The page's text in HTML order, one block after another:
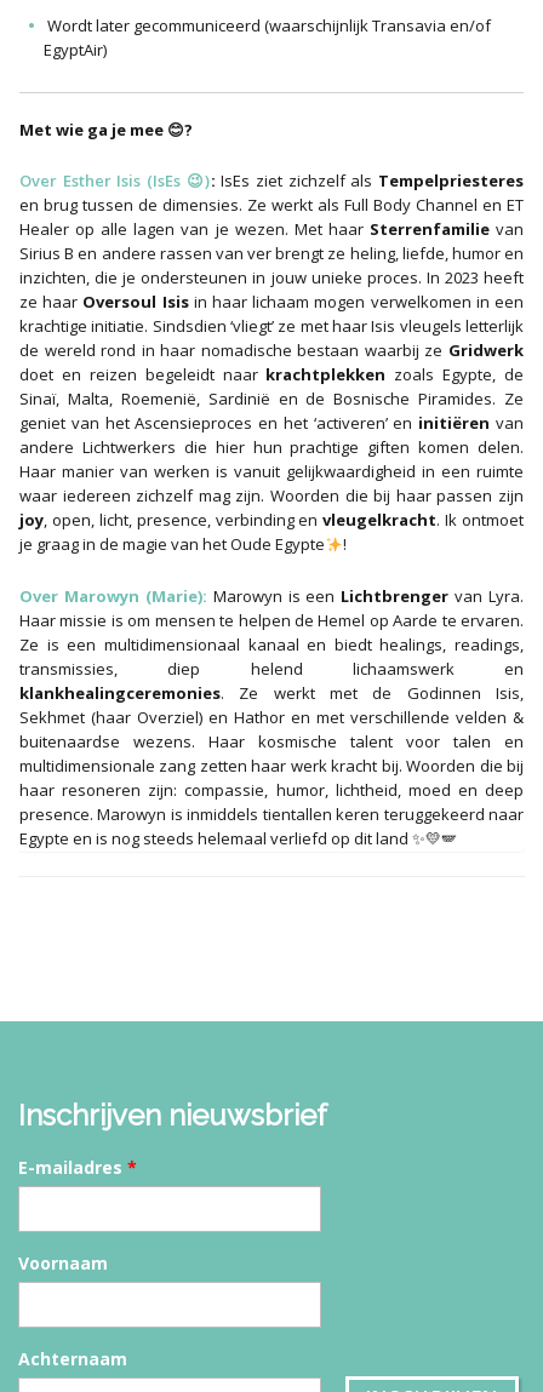
Wordt later gecommuniceerd (waarschijnlijk Transavia en/of
EgyptAir)
Met wie ga je mee 😊?
Over Esther Isis (IsEs 😉):IsEs ziet zichzelf als Tempelpriesteres
en brug tussen de dimensies. Ze werkt als Full Body Channel en ET
Healer op alle lagen van je wezen. Met haar Sterrenfamilievan
Sirius B en andere rassen van ver brengt ze heling, liefde, humor en
inzichten, die je ondersteunen in jouw unieke proces. In 2023 heeft
ze haar Oversoul Isisin haar lichaam mogen verwelkomen in een
krachtige initiatie. Sindsdien ‘vliegt’ ze met haar Isis vleugels letterlijk
de wereld rond in haar nomadische bestaan waarbij ze Gridwerk
doet en reizen begeleidt naar krachtplekken zoals Egypte, de
Sinaï, Malta, Roemenië, Sardinië en de Bosnische Piramides. Ze
geniet van het Ascensieproces en het ‘activeren’ en initiëren van
andere Lichtwerkers die hier hun prachtige giften komen delen.
Haar manier van werken is vanuit gelijkwaardigheid in een ruimte
waar iedereen zichzelf mag zijn. Woorden die bij haar passen zijn
joy, open, licht, presence, verbinding envleugelkracht. Ik ontmoet
je graag in de magie van het Oude Egypte
!
Over Marowyn (Marie): Marowyn is een Lichtbrenger van Lyra.
Haar missie is om mensen te helpen de Hemel op Aarde te ervaren.
Ze is een multidimensionaal kanaal en biedt healings, readings,
transmissies, diep helend lichaamswerk en
klankhealingceremonies. Ze werkt met de Godinnen Isis,
Sekhmet (haar Overziel) en Hathor en met verschillende velden &
buitenaardse wezens. Haar kosmische talent voor talen en
multidimensionale zang zetten haar werk kracht bij. Woorden die bij
haar resoneren zijn: compassie, humor, lichtheid, moed en deep
presence. Marowyn is inmiddels tientallen keren teruggekeerd naar
Egypte en is nog steeds helemaal verliefd op dit land ✨️💛🪽
Inschrijven nieuwsbrief
E-mailadres *
Voornaam
Achternaam